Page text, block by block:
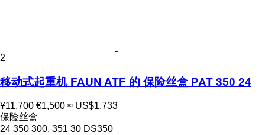
2
移动式起重机 FAUN ATF 的 保险丝盒 PAT 350 24
¥11,700 €1,500 ≈ US$1,733
保险丝盒
24 350 300, 351 30 DS350